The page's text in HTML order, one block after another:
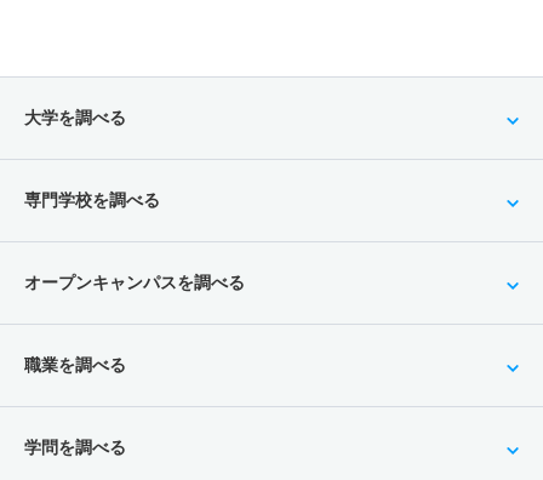
大学を調べる
専門学校を調べる
オープンキャンパスを調べる
職業を調べる
学問を調べる